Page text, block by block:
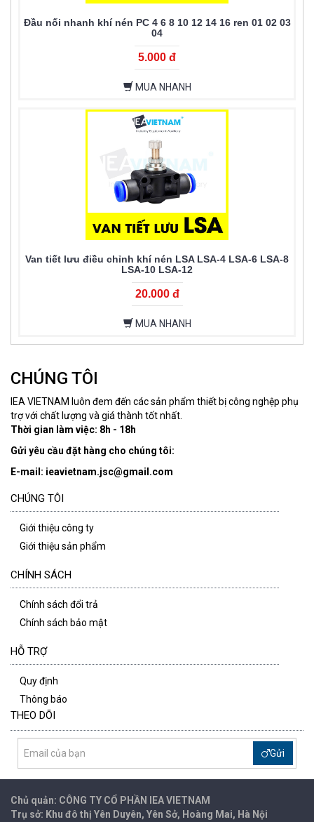
Đầu nối nhanh khí nén PC 4 6 8 10 12 14 16 ren 01 02 03
04
5.000 đ
MUA NHANH
Van tiết lưu điều chỉnh khí nén LSA LSA-4 LSA-6 LSA-8
LSA-10 LSA-12
20.000 đ
MUA NHANH
CHÚNG TÔI
IEA VIETNAM luôn đem đến các sản phẩm thiết bị công nghệp phụ
trợ với chất lượng và giá thành tốt nhất.
Thời gian làm việc: 8h - 18h
Gửi yêu cầu đặt hàng cho chúng tôi:
E-mail: ieavietnam.jsc@gmail.com
CHÚNG TÔI
Giới thiệu công ty
Giới thiệu sản phẩm
CHÍNH SÁCH
Chính sách đổi trả
Chính sách bảo mật
HỖ TRỢ
Quy định
Thông báo
THEO DÕI
Gửi
Chủ quản: CÔNG TY CỔ PHẦN IEAVIETNAM
Trụ sở: Khu đô thị Yên Duyên, Yên Sở, Hoàng Mai, Hà Nội